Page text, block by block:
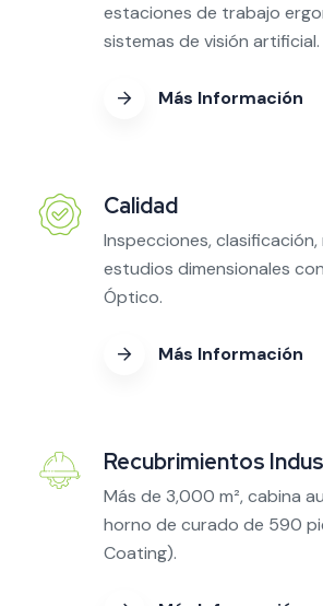
estaciones de trabajo
sistemas de visión artificial.
Más Información
Calidad
Inspecciones,
estudios dimensionales
Óptico.
Más Información
Recubrimientos
Más de 3,000 m², cabina
horno de curado de 590
Coating).